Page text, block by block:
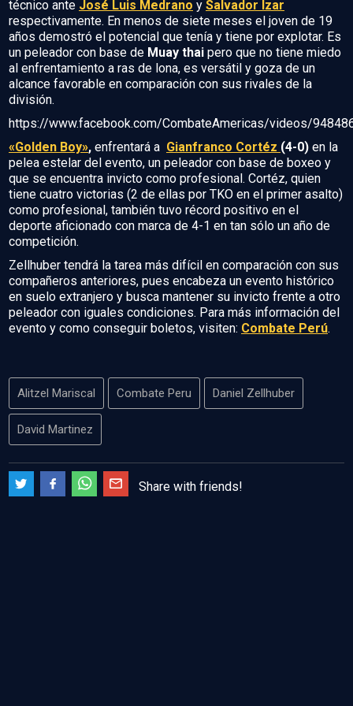
técnico ante José Luis Medrano y Salvador Izar
respectivamente. En menos de siete meses el joven de 19
años demostró el potencial que tenía y tiene por explotar. Es
un peleador con base de Muay thai pero que no tiene miedo
al enfrentamiento a ras de lona, es versátil y goza de un
alcance favorable en comparación con sus rivales de la
división.
https://www.facebook.com/CombateAmericas/videos/
«Golden Boy», enfrentará a Gianfranco Cortéz (4-0) en la
pelea estelar del evento, un peleador con base de boxeo y
que se encuentra invicto como profesional. Cortéz, quien
tiene cuatro victorias (2 de ellas por TKO en el primer asalto)
como profesional, también tuvo récord positivo en el
deporte aficionado con marca de 4-1 en tan sólo un año de
competición.
Zellhuber tendrá la tarea más difícil en comparación con sus
compañeros anteriores, pues encabeza un evento histórico
en suelo extranjero y busca mantener su invicto frente a otro
peleador con iguales condiciones. Para más información del
evento y como conseguir boletos, visiten: Combate Perú.
Alitzel Mariscal Combate Peru Daniel Zellhuber
David Martinez
Share with friends!